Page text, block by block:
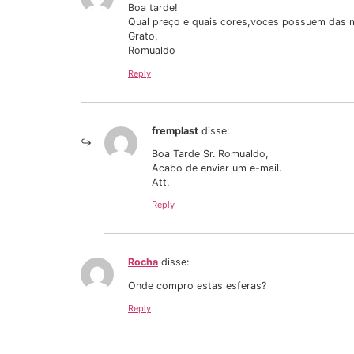
Boa tarde!
Qual preço e quais cores,voces possuem das
Grato,
Romualdo
Reply
fremplast disse:
Boa Tarde Sr. Romualdo,
Acabo de enviar um e-mail.
Att,
Reply
Rocha disse:
Onde compro estas esferas?
Reply